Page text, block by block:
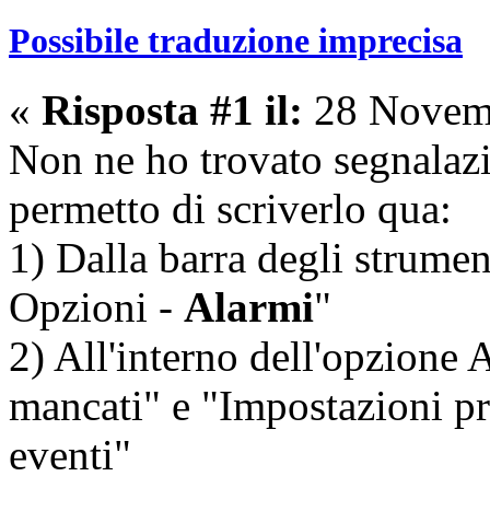
Possibile traduzione imprecisa
« Risposta #1 il: 28
Non ne ho trovato
permetto di scriverlo qua:
1) Dalla barra degli
Opzioni - Alarmi"
2) All'interno dell'opzione
mancati" e "Impostazioni
eventi"